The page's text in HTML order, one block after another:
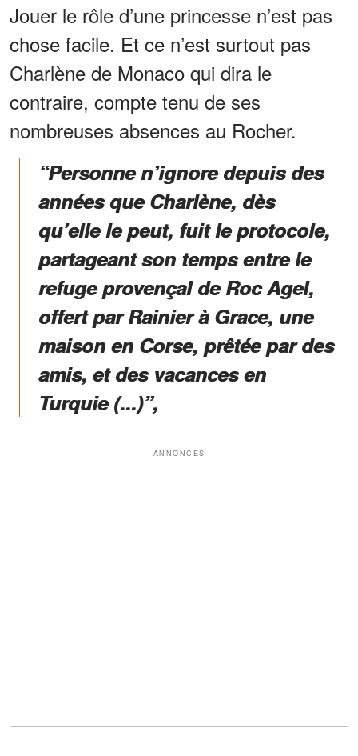
Jouer le rôle d’une princesse n’est pas
chose facile. Et ce n’est surtout pas
Charlène de Monaco qui dira le
contraire, compte tenu de ses
nombreuses absences au Rocher.
“Personne n’ignore depuis des
années que Charlène, dès
qu’elle le peut, fuit le protocole,
partageant son temps entre le
refuge provençal de Roc Agel,
offert par Rainier à Grace, une
maison en Corse, prêtée par des
amis, et des vacances en
Turquie (...)”,
ANNONCES